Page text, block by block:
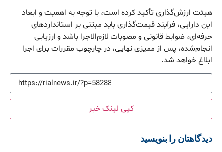
هیئت ارزش‌گذاری تأکید کرده است، با توجه به اهمیت و ابعاد
این دارایی، فرآیند قیمت‌گذاری باید مبتنی بر استانداردهای
حرفه‌ای، ضوابط قانونی و مصوبات لازم‌الاجرا باشد و ارزیابی
انجام‌شده، پس از ممیزی نهایی، در چارچوب مقررات برای اجرا
ابلاغ خواهد شد.
کپی لینک خبر
دیدگاهتان را بنویسید